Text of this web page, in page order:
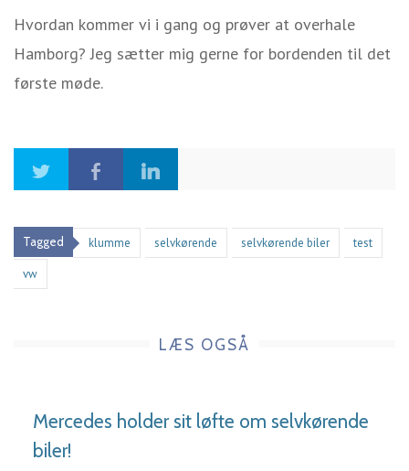
Hvordan kommer vi i gang og prøver at overhale
Hamborg? Jeg sætter mig gerne for bordenden til det
første møde.
Tagged klumme selvkørende selvkørende biler
test
vw
LÆS OGSÅ
Mercedes holder sit løfte om selvkørende
biler!